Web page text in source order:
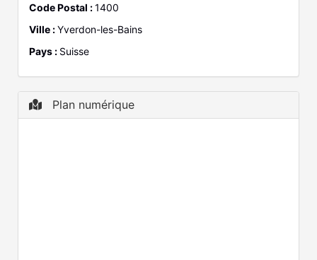
Code Postal :1400
Ville :Yverdon-les-Bains
Pays : Suisse
Plan numérique